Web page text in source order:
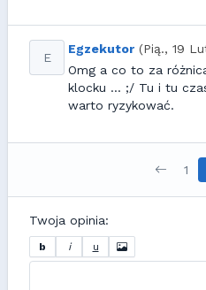
E
Egzekutor (Pią., 19
Omg a co to za
klocku ... ;/ Tu i tu
warto ryzykować.
1
Twoja opinia:
b i u